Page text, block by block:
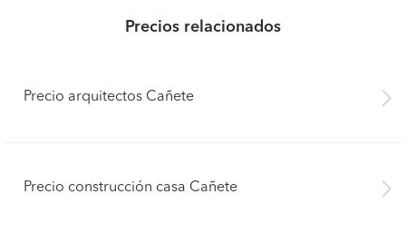
Precios relacionados
Precio arquitectos Cañete
Precio construcción casa Cañete